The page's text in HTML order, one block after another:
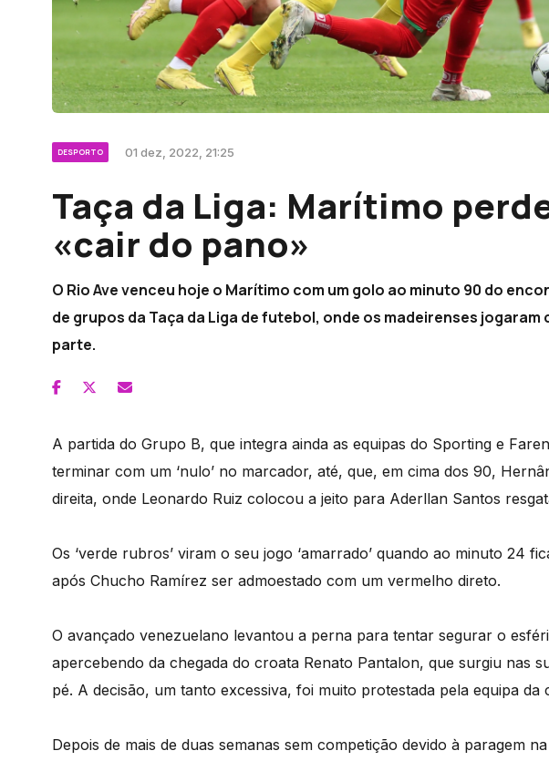
DESPORTO 01 dez, 2022, 21:25
Taça da Liga: Marítimo
«cair do pano»
O Rio Ave venceu hoje o Marítimo com um golo ao minuto 90 do
de grupos da Taça da Liga de futebol, onde os madeirenses jogaram
parte.
A partida do Grupo B, que integra ainda as equipas do Sporting e
terminar com um ‘nulo’ no marcador, até, que, em cima dos 90,
direita, onde Leonardo Ruiz colocou a jeito para Aderllan Santos
Os ‘verde rubros’ viram o seu jogo ‘amarrado’ quando ao minuto 24
após Chucho Ramírez ser admoestado com um vermelho direto.
O avançado venezuelano levantou a perna para tentar segurar o
apercebendo da chegada do croata Renato Pantalon, que surgiu nas
pé. A decisão, um tanto excessiva, foi muito protestada pela equipa da
Depois de mais de duas semanas sem competição devido à paragem